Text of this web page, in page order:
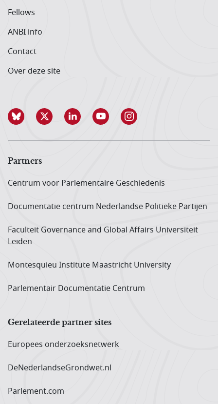
Fellows
ANBI info
Contact
Over deze site
Partners
Centrum voor Parlementaire Geschiedenis
Documentatie centrum Neder­landse Politieke Partijen
Faculteit Governance and Global Affairs Universiteit
Leiden
Montesquieu Institute Maastricht University
Parlementair Documentatie Centrum
Gerelateerde partner sites
Europees onderzoeks­netwerk
DeNederlandseGrondwet.nl
Parlement.com